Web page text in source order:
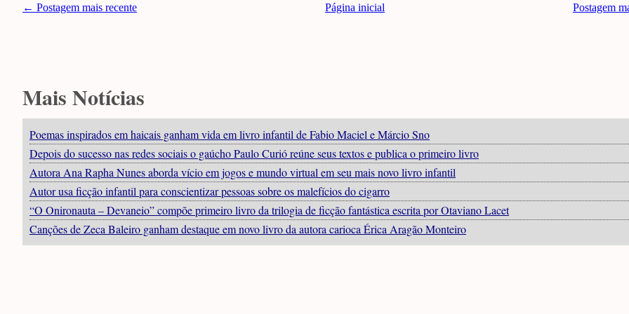
← Postagem mais recente Postagem
Página inicial
Mais Notícias
Poemas inspirados em haicais ganham vida em livro infantil de Fabio Maciel e Márcio Sno
Depois do sucesso nas redes sociais o gaúcho Paulo Curió reúne seus textos e publica o primeiro livro
Autora Ana Rapha Nunes aborda vício em jogos e mundo virtual em seu mais novo livro infantil
Autor usa ficção infantil para conscientizar pessoas sobre os malefícios do cigarro
“O Onironauta – Devaneio” compõe primeiro livro da trilogia de ficção fantástica escrita por Otaviano Lacet
Canções de Zeca Baleiro ganham destaque em novo livro da autora carioca Érica Aragão Monteiro